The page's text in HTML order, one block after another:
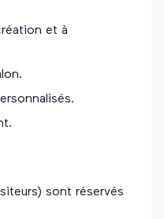
et à
sont réservés